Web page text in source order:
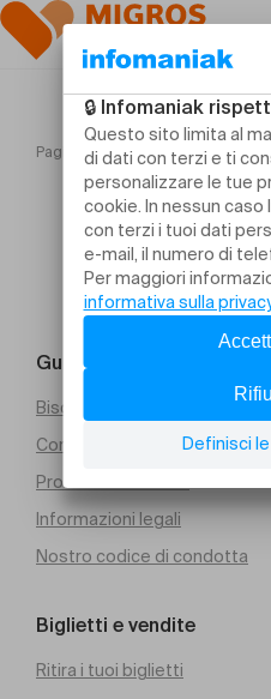
Pagina iniziale PETITE
Guida e contatti
Bisogno di aiuto
Condizioni generali di vendita
Protezione dei dati
Informazioni legali
Nostro codice di condotta
Biglietti e vendite
Ritira i tuoi biglietti